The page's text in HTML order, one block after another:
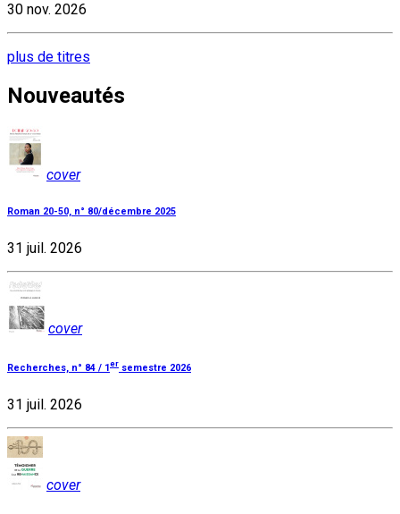
30 nov. 2026
plus de titres
Nouveautés
cover
Roman 20-50, n° 80/décembre 2025
31 juil. 2026
cover
Recherches, n° 84 / 1er semestre 2026
31 juil. 2026
cover